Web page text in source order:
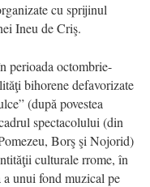
cu sprijinul
Ineu de Criş.
perioada octombrie-
bihorene defavorizate
(după povestea
spectacolului (din
Borş şi Nojorid)
culturale rrome, în
unui fond muzical pe